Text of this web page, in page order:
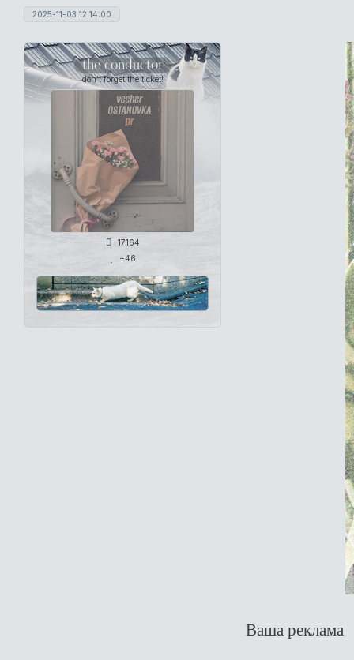
2025-11-03 12:14:00
the conductor
don't forget the ticket!
17164
+46
Ваша реклама